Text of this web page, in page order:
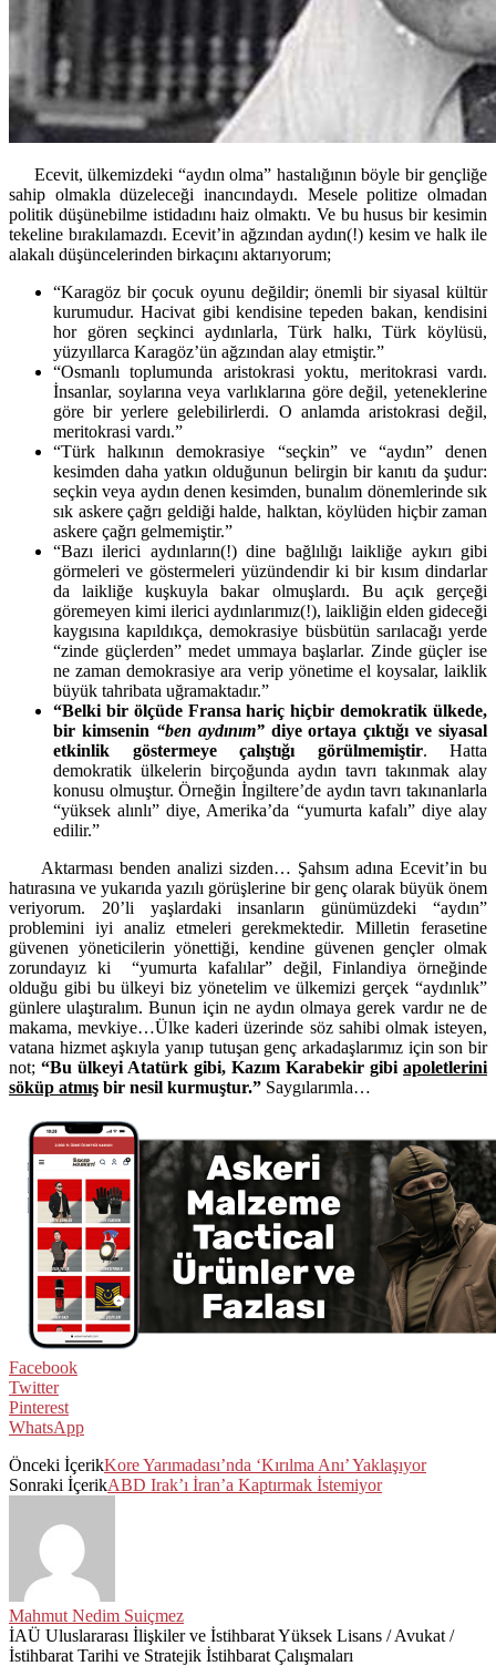
Ecevit, ülkemizdeki “aydın olma” hastalığının böyle bir gençliğe
sahip olmakla düzeleceği inancındaydı. Mesele politize olmadan
politik düşünebilme istidadını haiz olmaktı. Ve bu husus bir kesimin
tekeline bırakılamazdı. Ecevit’in ağzından aydın(!) kesim ve halk ile
alakalı düşüncelerinden birkaçını aktarıyorum;
“Karagöz bir çocuk oyunu değildir; önemli bir siyasal kültür
kurumudur. Hacivat gibi kendisine tepeden bakan, kendisini
hor gören seçkinci aydınlarla, Türk halkı, Türk köylüsü,
yüzyıllarca Karagöz’ün ağzından alay etmiştir.”
“Osmanlı toplumunda aristokrasi yoktu, meritokrasi vardı.
İnsanlar, soylarına veya varlıklarına göre değil, yeteneklerine
göre bir yerlere gelebilirlerdi. O anlamda aristokrasi değil,
meritokrasi vardı.”
“Türk halkının demokrasiye “seçkin” ve “aydın” denen
kesimden daha yatkın olduğunun belirgin bir kanıtı da şudur:
seçkin veya aydın denen kesimden, bunalım dönemlerinde sık
sık askere çağrı geldiği halde, halktan, köylüden hiçbir zaman
askere çağrı gelmemiştir.”
“Bazı ilerici aydınların(!) dine bağlılığı laikliğe aykırı gibi
görmeleri ve göstermeleri yüzündendir ki bir kısım dindarlar
da laikliğe kuşkuyla bakar olmuşlardı. Bu açık gerçeği
göremeyen kimi ilerici aydınlarımız(!), laikliğin elden gideceği
kaygısına kapıldıkça, demokrasiye büsbütün sarılacağı yerde
“zinde güçlerden” medet ummaya başlarlar. Zinde güçler ise
ne zaman demokrasiye ara verip yönetime el koysalar, laiklik
büyük tahribata uğramaktadır.”
“Belki bir ölçüde Fransa hariç hiçbir demokratik ülkede,
bir kimsenin “ben aydınım”diye ortaya çıktığı ve siyasal
etkinlik göstermeye çalıştığı görülmemiştir. Hatta
demokratik ülkelerin birçoğunda aydın tavrı takınmak alay
konusu olmuştur. Örneğin İngiltere’de aydın tavrı takınanlarla
“yüksek alınlı” diye, Amerika’da “yumurta kafalı” diye alay
edilir.”
Aktarması benden analizi sizden… Şahsım adına Ecevit’in bu
hatırasına ve yukarıda yazılı görüşlerine bir genç olarak büyük önem
veriyorum. 20’li yaşlardaki insanların günümüzdeki “aydın”
problemini iyi analiz etmeleri gerekmektedir. Milletin ferasetine
güvenen yöneticilerin yönettiği, kendine güvenen gençler olmak
zorundayız ki “yumurta kafalılar” değil, Finlandiya örneğinde
olduğu gibi bu ülkeyi biz yönetelim ve ülkemizi gerçek “aydınlık”
günlere ulaştıralım. Bunun için ne aydın olmaya gerek vardır ne de
makama, mevkiye…Ülke kaderi üzerinde söz sahibi olmak isteyen,
vatana hizmet aşkıyla yanıp tutuşan genç arkadaşlarımız için son bir
not; “Bu ülkeyi Atatürk gibi, Kazım Karabekir gibi apoletlerini
söküp atmış bir nesil kurmuştur.” Saygılarımla…
Facebook
Twitter
Pinterest
WhatsApp
Önceki İçerikKore Yarımadası’nda ‘Kırılma Anı’ Yaklaşıyor
Sonraki İçerikABD Irak’ı İran’a Kaptırmak İstemiyor
Mahmut Nedim Suiçmez
İAÜ Uluslararası İlişkiler ve İstihbarat Yüksek Lisans / Avukat /
İstihbarat Tarihi ve Stratejik İstihbarat Çalışmaları